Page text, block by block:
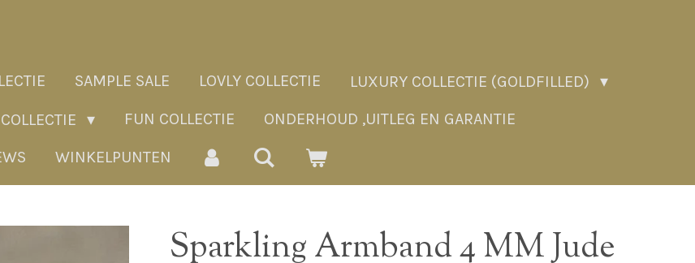
SAMPLE SALE LOVLY COLLECTIE LUXURY COLLECTIE (GOLDFILLED)
FUN COLLECTIE ONDERHOUD ,UITLEG EN GARANTIE
WINKELPUNTEN
Sparkling Armband 4 MM Jude